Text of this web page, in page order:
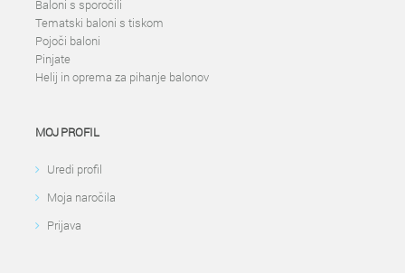
Baloni s sporočili
Tematski baloni s tiskom
Pojoči baloni
Pinjate
Helij in oprema za pihanje balonov
MOJ PROFIL
Uredi profil
Moja naročila
Prijava